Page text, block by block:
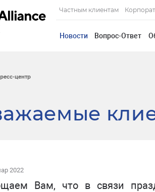
Частным клиентам
Новости Вопрос-Ответ
центр
2022
Вам, что в связи